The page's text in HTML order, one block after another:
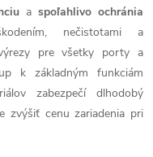
aspoľahlivo ochránia
nečistotami a
pre všetky porty a
k základným funkciám
zabezpečí dlhodobý
zvýšiť cenu zariadenia pri